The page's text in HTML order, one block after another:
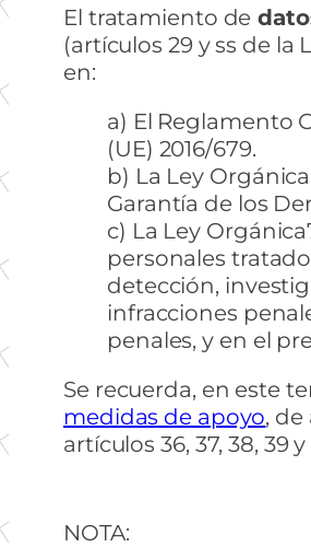
El tratamiento de
(artículos 29 y ss de la
en:
a) El Reglamento
(UE) 2016/679.
b) La Ley
Garantía de los
c) La Ley
personales
detección,
infracciones
penales, y en el
Se recuerda, en este
medidas de apoyo,
artículos 36, 37, 38, 39
NOTA: